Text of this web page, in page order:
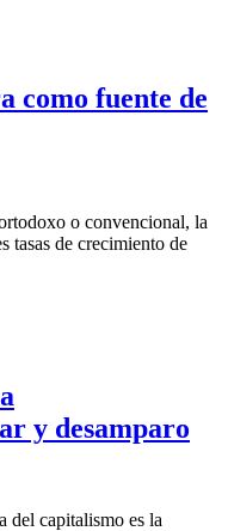
como fuente de
o convencional, la
tasas de crecimiento de
y desamparo
del capitalismo es la